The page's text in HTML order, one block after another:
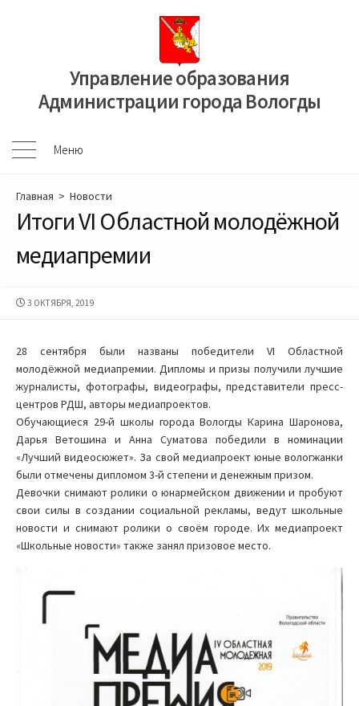
Управление образования
Администрации города Вологды
Меню
Меню
Главная > Новости
Итоги VI Областной молодёжной
медиапремии
ДАТА
3 ОКТЯБРЯ, 2019
28 сентября были названы победители VI Областной
молодёжной медиапремии. Дипломы и призы получили лучшие
журналисты, фотографы, видеографы, представители пресс-
центров РДШ, авторы медиапроектов.
Обучающиеся 29-й школы города Вологды Карина Шаронова,
Дарья Ветошина и Анна Суматова победили в номинации
«Лучший видеосюжет». За свой медиапроект юные вологжанки
были отмечены дипломом 3-й степени и денежным призом.
Девочки снимают ролики о юнармейском движении и пробуют
свои силы в создании социальной рекламы, ведут школьные
новости и снимают ролики о своём городе. Их медиапроект
«Школьные новости» также занял призовое место.